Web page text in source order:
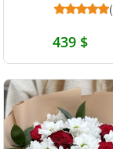
439 $